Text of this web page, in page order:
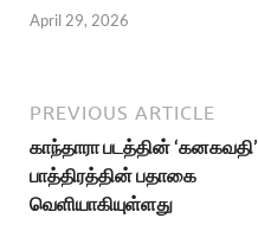
April 29, 2026
PREVIOUS ARTICLE
காந்தாரா படத்தின் ‘கனகவதி’
பாத்திரத்தின் பதாகை
வெளியாகியுள்ளது